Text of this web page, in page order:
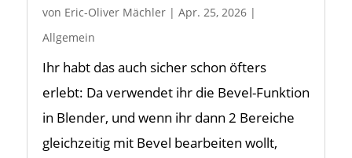
von Eric-Oliver Mächler| Apr. 25, 2026|
Allgemein
Ihr habt das auch sicher schon öfters
erlebt: Da verwendet ihr die Bevel-Funktion
in Blender, und wenn ihr dann 2 Bereiche
gleichzeitig mit Bevel bearbeiten wollt,